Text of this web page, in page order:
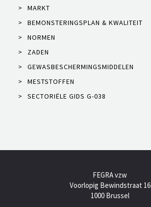
>
MARKT
>
BEMONSTERINGSPLAN & KWALITEIT
>
NORMEN
>
ZADEN
>
GEWASBESCHERMINGSMIDDELEN
>
MESTSTOFFEN
>
SECTORIËLE GIDS G-038
FEGRA vzw
Voorlopig Bewindstraat 16
1000 Brussel